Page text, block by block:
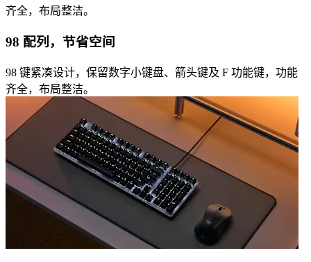
齐全，布局整洁。
98 配列，节省空间
98 键紧凑设计，保留数字小键盘、箭头键及 F 功能键，功能
齐全，布局整洁。